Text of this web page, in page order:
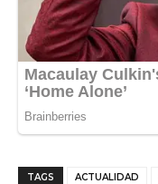
TAGS ACTUALIDAD